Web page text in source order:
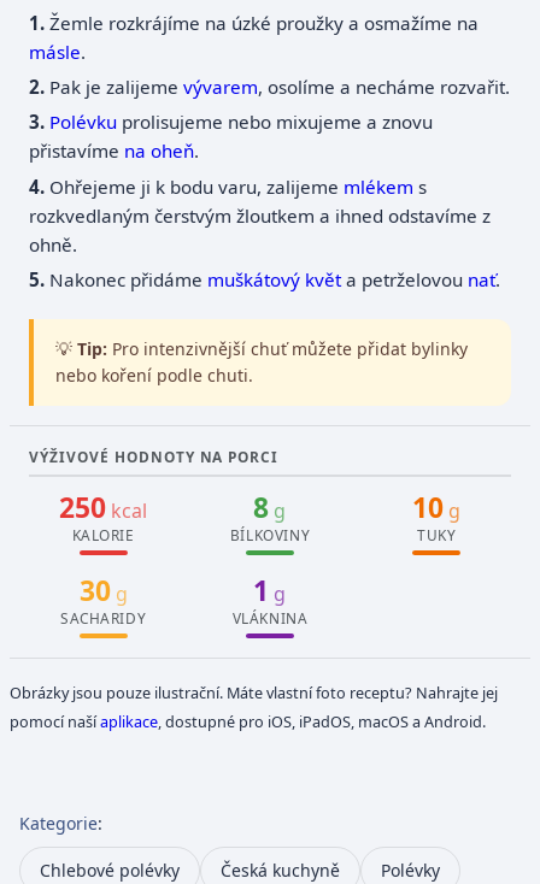
Žemle rozkrájíme na úzké proužky a osmažíme na
másle.
Pak je zalijemevývarem, osolíme a necháme rozvařit.
Polévku prolisujeme nebo mixujeme a znovu
přistavíme na oheň.
Ohřejeme ji k bodu varu, zalijeme mlékem s
rozkvedlaným čerstvým žloutkem a ihned odstavíme z
ohně.
Nakonec přidáme muškátový květa petrželovou nať.
💡 Tip: Pro intenzivnější chuť můžete přidat bylinky
nebo koření podle chuti.
VÝŽIVOVÉ HODNOTY NA PORCI
250 kcal
KALORIE
8 g
BÍLKOVINY
10 g
TUKY
30g
SACHARIDY
1 g
VLÁKNINA
Obrázky jsou pouze ilustrační. Máte vlastní foto receptu? Nahrajte jej
pomocí našíaplikace, dostupné pro iOS, iPadOS, macOS a Android.
Kategorie:
Chlebové polévky Česká kuchyně
Polévky